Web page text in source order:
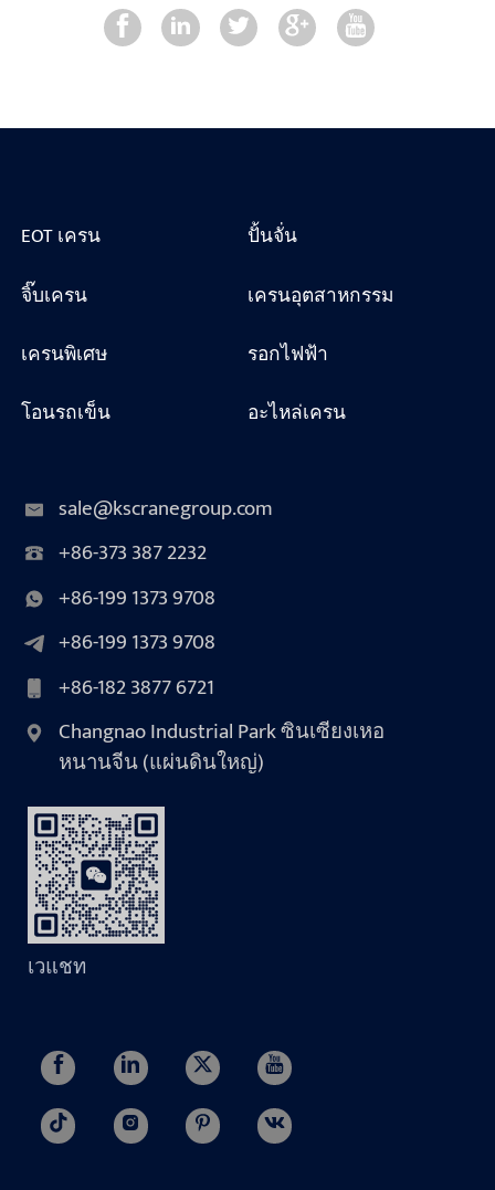
EOT เครน
ปั้นจั่น
จิ๊บเครน
เครนอุตสาหกรรม
เครนพิเศษ
รอกไฟฟ้า
โอนรถเข็น
อะไหล่เครน
sale@kscranegroup.com
+86-373 387 2232
+86-199 1373 9708
+86-199 1373 9708
+86-182 3877 6721
Changnao Industrial Park ซินเซียงเหอ
หนานจีน (แผ่นดินใหญ่)
เวแชท